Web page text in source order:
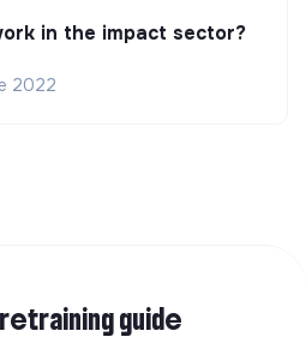
in the impact sector?
2022
guide